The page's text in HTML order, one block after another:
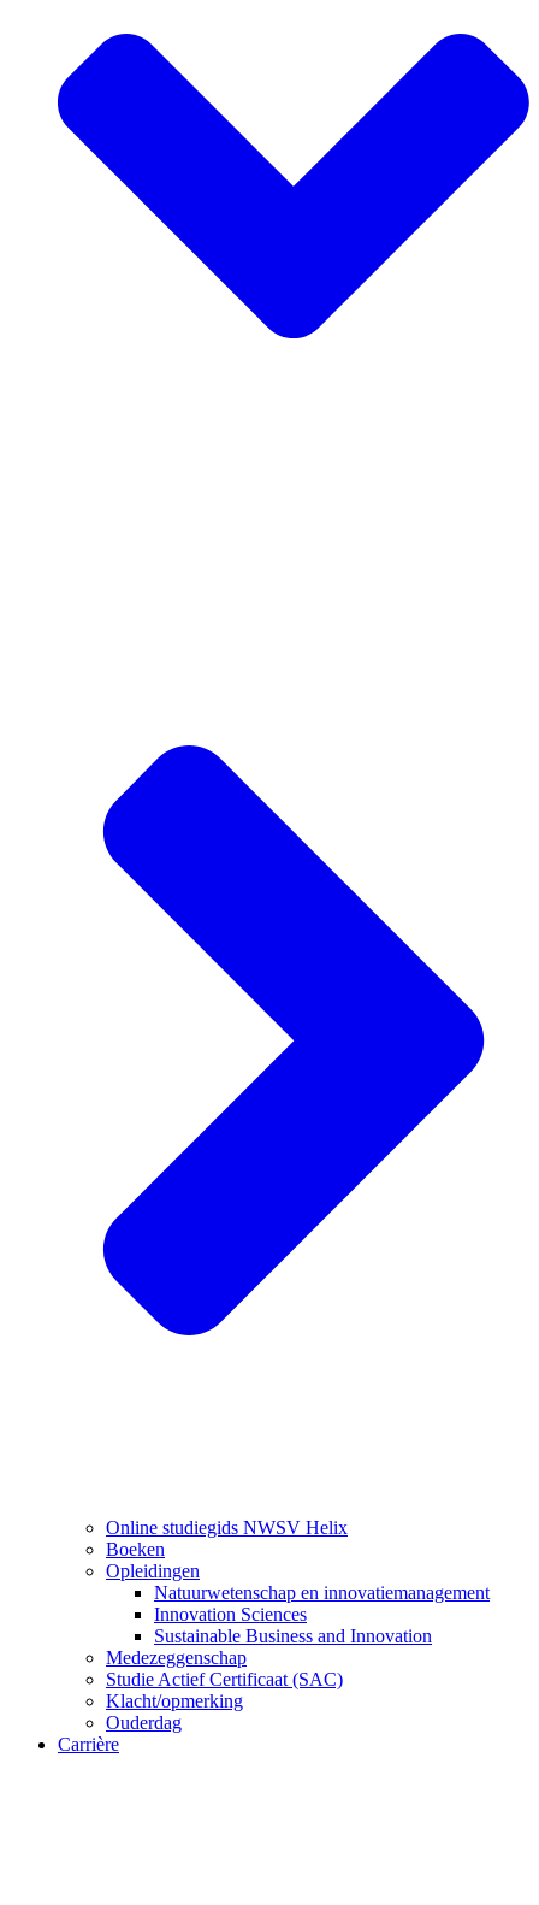
Online studiegids NWSV Helix
Boeken
Opleidingen
Natuurwetenschap en innovatiemanagement
Innovation Sciences
Sustainable Business and Innovation
Medezeggenschap
Studie Actief Certificaat (SAC)
Klacht/opmerking
Ouderdag
Carrière